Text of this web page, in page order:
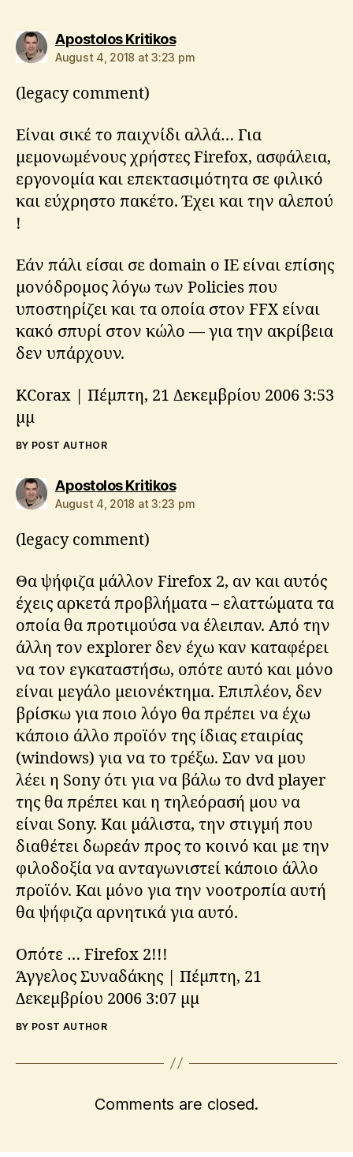
Apostolos Kritikossays:
August 4, 2018 at 3:23 pm
(legacy comment)
Είναι σικέ το παιχνίδι αλλά… Για
μεμονωμένους χρήστες Firefox, ασφάλεια,
εργονομία και επεκτασιμότητα σε φιλικό
και εύχρηστο πακέτο. Έχει και την αλεπού
!
Εάν πάλι είσαι σε domain ο IE είναι επίσης
μονόδρομος λόγω των Policies που
υποστηρίζει και τα οποία στον FFX είναι
κακό σπυρί στον κώλο — για την ακρίβεια
δεν υπάρχουν.
KCorax | Πέμπτη, 21 Δεκεμβρίου 2006 3:53
μμ
BY POST AUTHOR
Apostolos Kritikossays:
August 4, 2018 at 3:23 pm
(legacy comment)
Θα ψήφιζα μάλλον Firefox 2, αν και αυτός
έχεις αρκετά προβλήματα – ελαττώματα τα
οποία θα προτιμούσα να έλειπαν. Από την
άλλη τον explorer δεν έχω καν καταφέρει
να τον εγκαταστήσω, οπότε αυτό και μόνο
είναι μεγάλο μειονέκτημα. Επιπλέον, δεν
βρίσκω για ποιο λόγο θα πρέπει να έχω
κάποιο άλλο προϊόν της ίδιας εταιρίας
(windows) για να το τρέξω. Σαν να μου
λέει η Sony ότι για να βάλω το dvd player
της θα πρέπει και η τηλεόρασή μου να
είναι Sony. Και μάλιστα, την στιγμή που
διαθέτει δωρεάν προς το κοινό και με την
φιλοδοξία να ανταγωνιστεί κάποιο άλλο
προϊόν. Και μόνο για την νοοτροπία αυτή
θα ψήφιζα αρνητικά για αυτό.
Οπότε … Firefox 2!!!
Άγγελος Συναδάκης | Πέμπτη, 21
Δεκεμβρίου 2006 3:07 μμ
BY POST AUTHOR
Comments are closed.